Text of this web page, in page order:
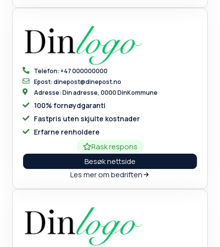
Telefon: +47 000000000
Epost: dinepost@dinepost.no
Adresse: Din adresse, 0000 DinKommune
100% fornøydgaranti
Fastpris uten skjulte kostnader
Erfarne renholdere
Rask respons
Besøk nettside
Les mer om bedriften